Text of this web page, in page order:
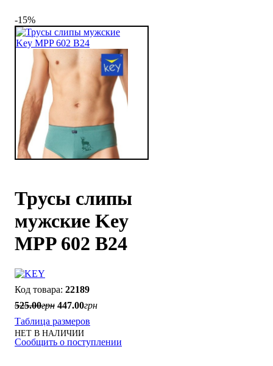
-15%
Трусы слипы
мужские Key
MPP 602 В24
22189
525.00грн 447.00грн
Таблица размеров
НЕТ В НАЛИЧИИ
Сообщить о поступлении